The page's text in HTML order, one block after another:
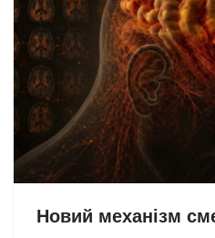
Новий механізм